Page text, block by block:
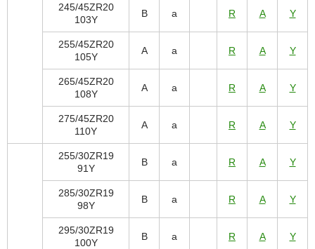
245/45ZR20
103Y
B a R A Y
255/45ZR20
105Y
A a R A Y
265/45ZR20
108Y
A a R A Y
275/45ZR20
110Y
A a R A Y
255/30ZR19
91Y
B a R A Y
285/30ZR19
98Y
B a R A Y
295/30ZR19
100Y
B a R A Y